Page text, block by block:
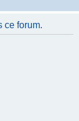
ce forum.